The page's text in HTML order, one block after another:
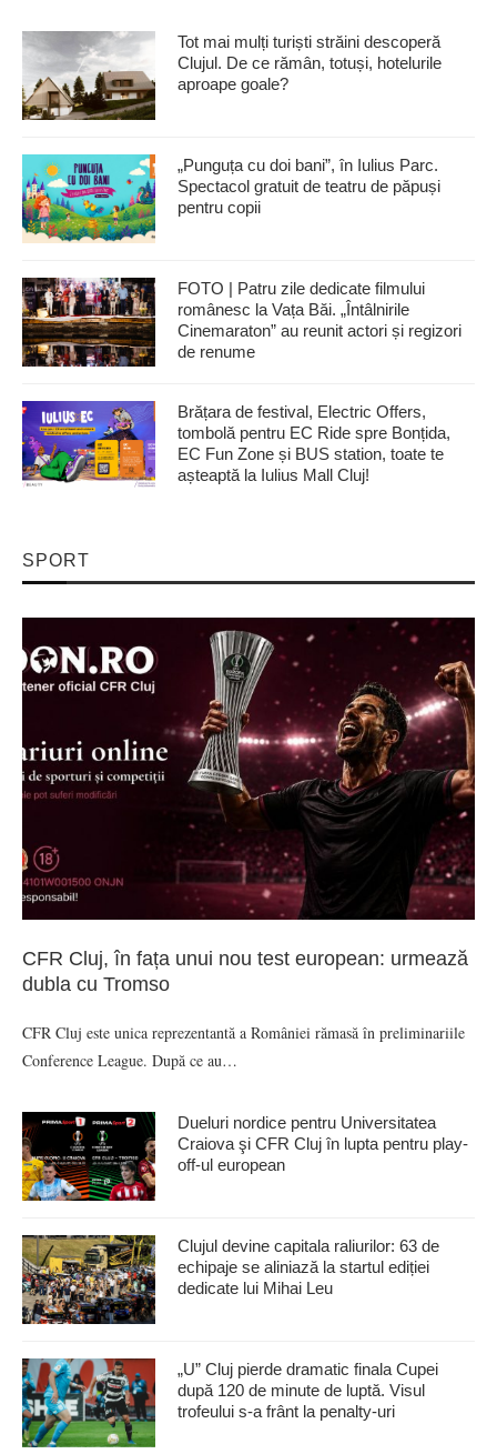
Tot mai mulți turiști străini descoperă
Clujul. De ce rămân, totuși, hotelurile
aproape goale?
„Punguța cu doi bani”, în Iulius Parc.
Spectacol gratuit de teatru de păpuși
pentru copii
FOTO | Patru zile dedicate filmului
românesc la Vața Băi. „Întâlnirile
Cinemaraton” au reunit actori și regizori
de renume
Brățara de festival, Electric Offers,
tombolă pentru EC Ride spre Bonțida,
EC Fun Zone și BUS station, toate te
așteaptă la Iulius Mall Cluj!
SPORT
CFR Cluj, în fața unui nou test european: urmează
dubla cu Tromso
CFR Cluj este unica reprezentantă a României rămasă în preliminariile
Conference League. După ce au…
Dueluri nordice pentru Universitatea
Craiova şi CFR Cluj în lupta pentru play-
off-ul european
Clujul devine capitala raliurilor: 63 de
echipaje se aliniază la startul ediției
dedicate lui Mihai Leu
„U” Cluj pierde dramatic finala Cupei
după 120 de minute de luptă. Visul
trofeului s-a frânt la penalty-uri